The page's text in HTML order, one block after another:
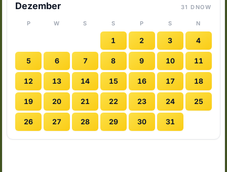
Dezember 31 DNOW
P W S S P S N
1 2 3 4
5 6 7 8 9 10 11
12 13 14 15 16 17 18
19 20 21 22 23 24 25
26 27 28 29 30 31